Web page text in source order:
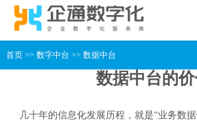
首页>> 数字中台 >> 数据中台
数据中台的
几十年的信息化发展历程，就是“业务数